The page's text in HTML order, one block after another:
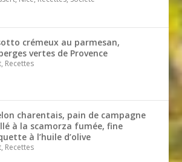
crémeux au parmesan,
vertes de Provence
Recettes
charentais, pain de campagne
à la scamorza fumée, fine
à l’huile d’olive
Recettes